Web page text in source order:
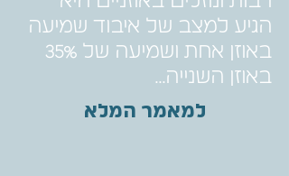
הגיע למצב של איבוד שמיעה
באוזן אחת ושמיעה של 35%
באוזן השנייה...
למאמר המלא